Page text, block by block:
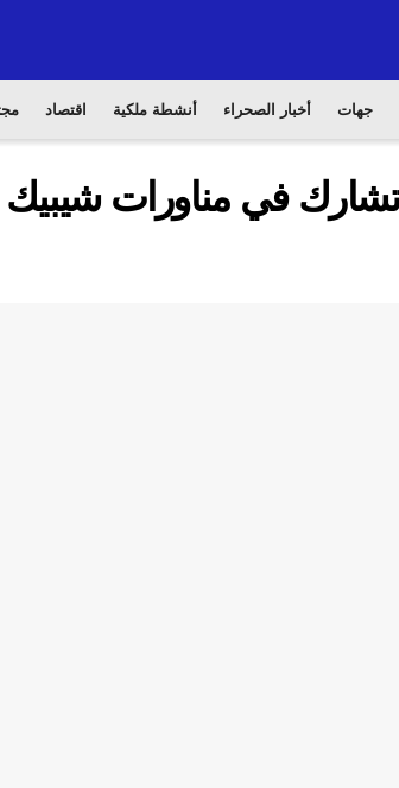
جهات أخبار الصحراء أنشطة ملكية اقتصاد